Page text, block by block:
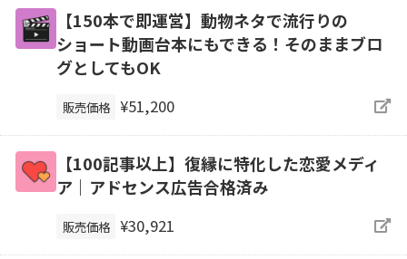
【150本で即運営】動物ネタで流行りの
ショート動画台本にもできる！そのままブロ
グとしてもOK
販売価格 ¥51,200
【100記事以上】復縁に特化した恋愛メディ
ア｜アドセンス広告合格済み
販売価格 ¥30,921